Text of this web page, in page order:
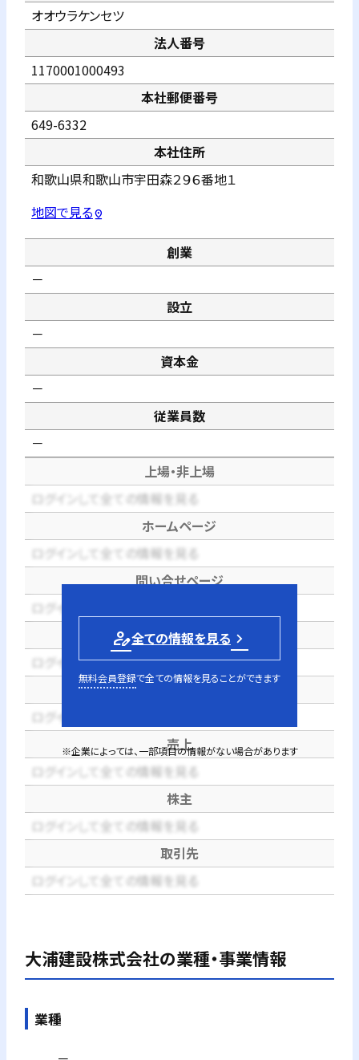
オオウラケンセツ
法人番号
1170001000493
本社郵便番号
649-6332
本社住所
和歌山県和歌山市宇田森２９６番地１
地図で見るpin_drop
創業
－
設立
－
資本金
－
従業員数
－
上場・非上場
ログインして全ての情報を見る
ホームページ
ログインして全ての情報を見る
問い合せページ
ログインして全ての情報を見る
電話番号
ログインして全ての情報を見る
代表者
ログインして全ての情報を見る
売上
ログインして全ての情報を見る
株主
ログインして全ての情報を見る
取引先
ログインして全ての情報を見る
person_edit全ての情報を見る
無料会員登録で全ての情報を見ることができます
※企業によっては、一部項目の情報がない場合があります
大浦建設株式会社の業種・事業情報
業種